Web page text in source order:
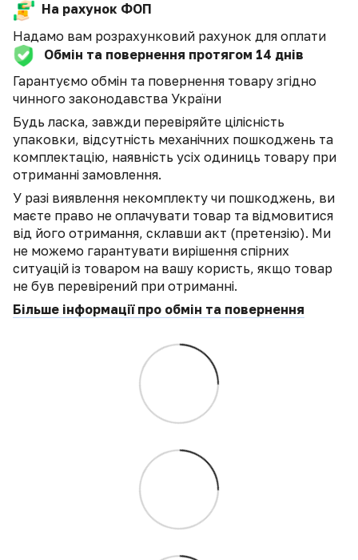
На рахунок ФОП
Надамо вам розрахунковий рахунок для оплати
Обмін та повернення протягом 14 днів
Гарантуємо обмін та повернення товару згідно
чинного законодавства України
Будь ласка, завжди перевіряйте цілісність
упаковки, відсутність механічних пошкоджень та
комплектацію, наявність усіх одиниць товару при
отриманні замовлення.
У разі виявлення некомплекту чи пошкоджень, ви
маєте право не оплачувати товар та відмовитися
від його отримання, склавши акт (претензію). Ми
не можемо гарантувати вирішення спірних
ситуацій із товаром на вашу користь, якщо товар
не був перевірений при отриманні.
Більше інформації про обмін та повернення